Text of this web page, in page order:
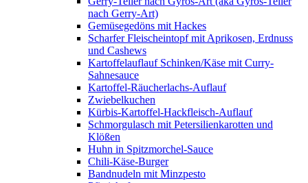
nach Gerry-Art)
Gemüsegedöns mit Hackes
Scharfer Fleischeintopf mit Aprikosen, Erdnuss
und Cashews
Kartoffelauflauf Schinken/Käse mit Curry-
Sahnesauce
Kartoffel-Räucherlachs-Auflauf
Zwiebelkuchen
Kürbis-Kartoffel-Hackfleisch-Auflauf
Schmorgulasch mit Petersilienkarotten und
Klößen
Huhn in Spitzmorchel-Sauce
Chili-Käse-Burger
Bandnudeln mit Minzpesto